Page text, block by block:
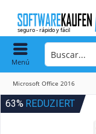
Menú
Microsoft Office 2016
63% REDUZIERT